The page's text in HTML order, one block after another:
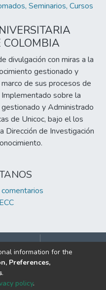
Seminarios, Cursos
COLOMBIA
divulgación con miras a la
gestionado y
de sus procesos de
sobre la
y Administrado
de Unicoc, bajo el los
Dirección de Investigación
reservados.
a Inspección y Vigilancia
information for the
Preferences,
.
policy.